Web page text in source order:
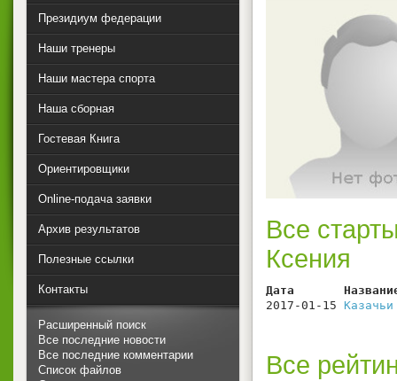
Все
Ксения
Дата
2017-01-15
Все
Президиум федерации
Наши тренеры
Наши мастера спорта
Наша сборная
Гостевая Книга
Ориентировщики
Online-подача заявки
Архив результатов
Полезные ссылки
Контакты
Расширенный поиск
Все последние новости
Все последние комментарии
Список файлов